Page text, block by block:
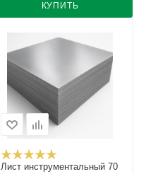
КУПИТЬ
Лист инструментальный 70